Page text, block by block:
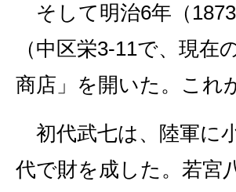
そして明治6年（
（中区栄3‐11で、現
商店」を開いた。これ
初代武七は、陸軍に
代で財を成した。若宮